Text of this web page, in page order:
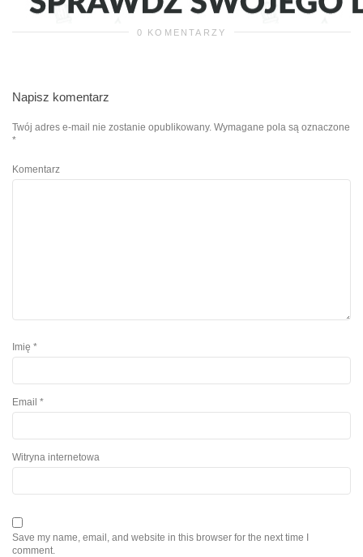
0 KOMENTARZY
Napisz komentarz
Twój adres e-mail nie zostanie opublikowany. Wymagane pola są oznaczone
*
Komentarz
Imię *
Email *
Witryna internetowa
Save my name, email, and website in this browser for the next time I
comment.